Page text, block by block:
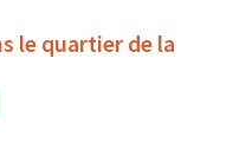
le quartier de la